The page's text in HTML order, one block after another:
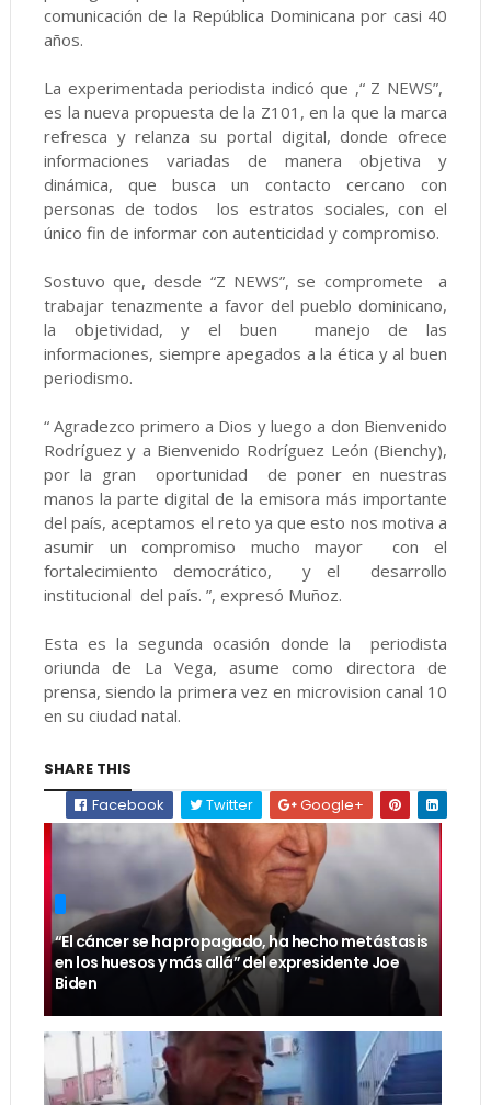
comunicación de la República Dominicana por casi 40
años.
La experimentada periodista indicó que ,“ Z NEWS”,
es la nueva propuesta de la Z101, en la que la marca
refresca y relanza su portal digital, donde ofrece
informaciones variadas de manera objetiva y
dinámica, que busca un contacto cercano con
personas de todos los estratos sociales, con el
único fin de informar con autenticidad y compromiso.
Sostuvo que, desde “Z NEWS”, se compromete a
trabajar tenazmente a favor del pueblo dominicano,
la objetividad, y el buen manejo de las
informaciones, siempre apegados a la ética y al buen
periodismo.
“ Agradezco primero a Dios y luego a don Bienvenido
Rodríguez y a Bienvenido Rodríguez León (Bienchy),
por la gran oportunidad de poner en nuestras
manos la parte digital de la emisora más importante
del país, aceptamos el reto ya que esto nos motiva a
asumir un compromiso mucho mayor con el
fortalecimiento democrático, y el desarrollo
institucional del país. ”, expresó Muñoz.
Esta es la segunda ocasión donde la periodista
oriunda de La Vega, asume como directora de
prensa, siendo la primera vez en microvision canal 10
en su ciudad natal.
SHARE THIS
Facebook
Twitter Google+
“El cáncer se ha propagado, ha hecho metástasis
en los huesos y más allá” del expresidente Joe
Biden